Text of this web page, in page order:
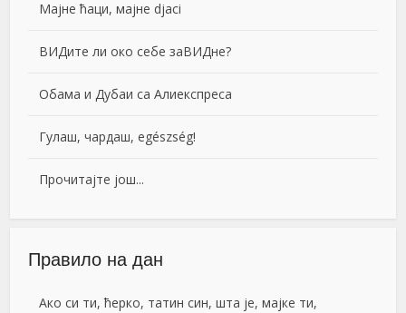
Мајне ћаци, мајне djaci
ВИДите ли око себе заВИДне?
Обама и Дубаи са Алиекспреса
Гулаш, чардаш, egészség!
Прочитајте још...
Правило на дан
Ако си ти, ћерко, татин син, шта је, мајке ти,